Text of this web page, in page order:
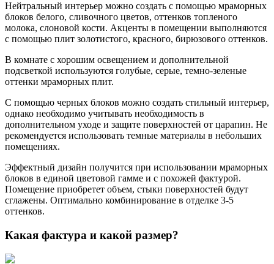
Нейтральный интерьер можно создать с помощью мраморных
блоков белого, сливочного цветов, оттенков топленого
молока, слоновой кости. Акценты в помещении выполняются
с помощью плит золотистого, красного, бирюзового оттенков.
В комнате с хорошим освещением и дополнительной
подсветкой используются голубые, серые, темно-зеленые
оттенки мраморных плит.
С помощью черных блоков можно создать стильный интерьер,
однако необходимо учитывать необходимость в
дополнительном уходе и защите поверхностей от царапин. Не
рекомендуется использовать темные материалы в небольших
помещениях.
Эффектный дизайн получится при использовании мраморных
блоков в единой цветовой гамме и с похожей фактурой.
Помещение приобретет объем, стыки поверхностей будут
сглажены. Оптимально комбинирование в отделке 3-5
оттенков.
Какая фактура и какой размер?